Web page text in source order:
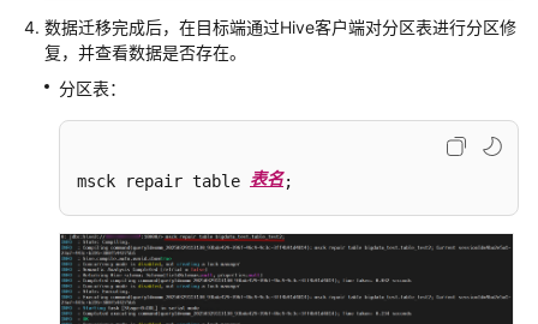
边
云
务
对
组
件
对
数据迁移完成后，在目标端通过Hive客户端对分区表进行分区修
复，并查看数据是否存在。
分区表：
msck repair table 表名;